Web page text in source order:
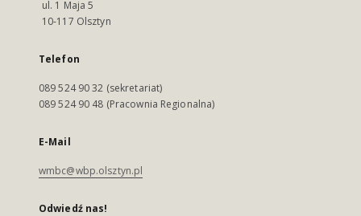
ul. 1 Maja 5
10-117 Olsztyn
Telefon
089 524 90 32 (sekretariat)
089 524 90 48 (Pracownia Regionalna)
E-Mail
wmbc@wbp.olsztyn.pl
Odwiedź nas!